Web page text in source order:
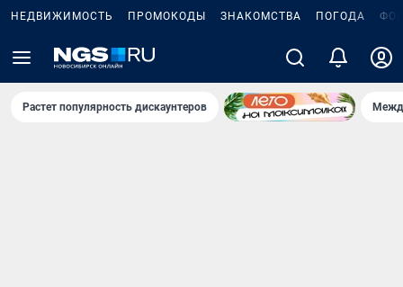
НЕДВИЖИМОСТЬ ПРОМОКОДЫ ЗНАКОМСТВА ПОГОДА
Растет популярность дискаунтеров